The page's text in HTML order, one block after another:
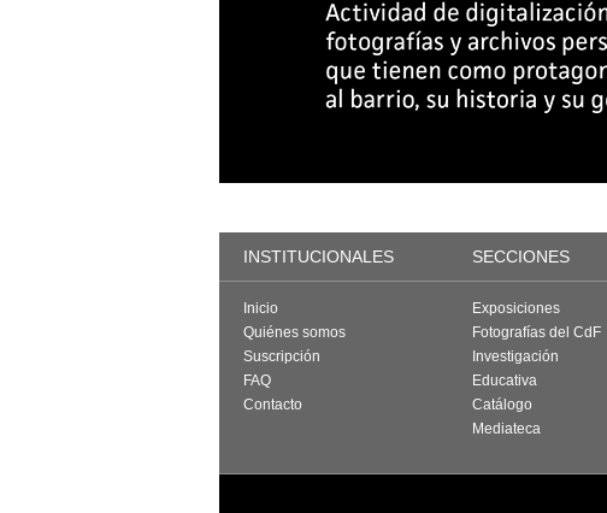
INSTITUCIONALES SECCIONES
Inicio
Quiénes somos
Suscripción
FAQ
Contacto
Exposiciones
Fotografías del CdF
Investigación
Educativa
Catálogo
Mediateca